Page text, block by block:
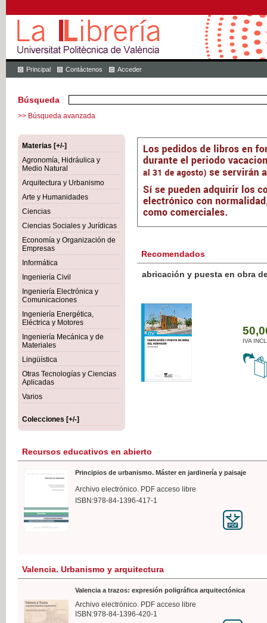
Principal Contáctenos Acceder
Búsqueda
>> Búsqueda avanzada
Materias [+/-]
Agronomía, Hidráulica y
Medio Natural
Arquitectura y Urbanismo
Arte y Humanidades
Ciencias
Ciencias Sociales y Jurídicas
Economía y Organización de
Empresas
Informática
Ingeniería Civil
Ingeniería Electrónica y
Comunicaciones
Ingeniería Energética,
Eléctrica y Motores
Ingeniería Mecánica y de
Materiales
Lingüística
Otras Tecnologías y Ciencias
Aplicadas
Varios
Colecciones [+/-]
Recomendados
Botánica Agroalimentaria
IVA
Recursos educativos en abierto
Principios de urbanismo. Máster en jardinería y paisaje
Archivo electrónico. PDF acceso libre
ISBN:978-84-1396-417-1
Valencia. Urbanismo y arquitectura
Valencia a trazos: expresión poligráfica arquitectónica
Archivo electrónico. PDF acceso libre
ISBN:978-84-1396-420-1